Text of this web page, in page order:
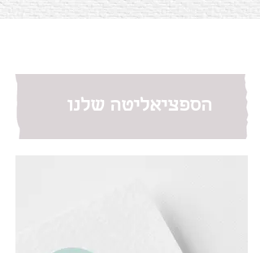
הספציאליטה שלנו